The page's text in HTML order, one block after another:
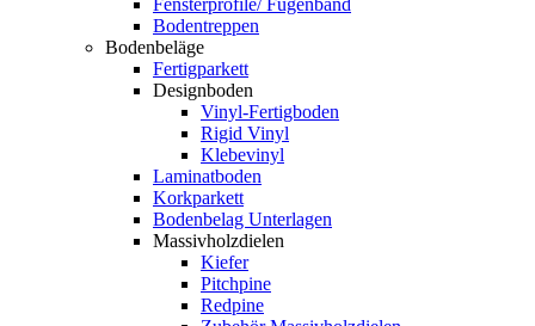
Bodentreppen
Bodenbeläge
Fertigparkett
Designboden
Vinyl-Fertigboden
Rigid Vinyl
Klebevinyl
Laminatboden
Korkparkett
Bodenbelag Unterlagen
Massivholzdielen
Kiefer
Pitchpine
Redpine